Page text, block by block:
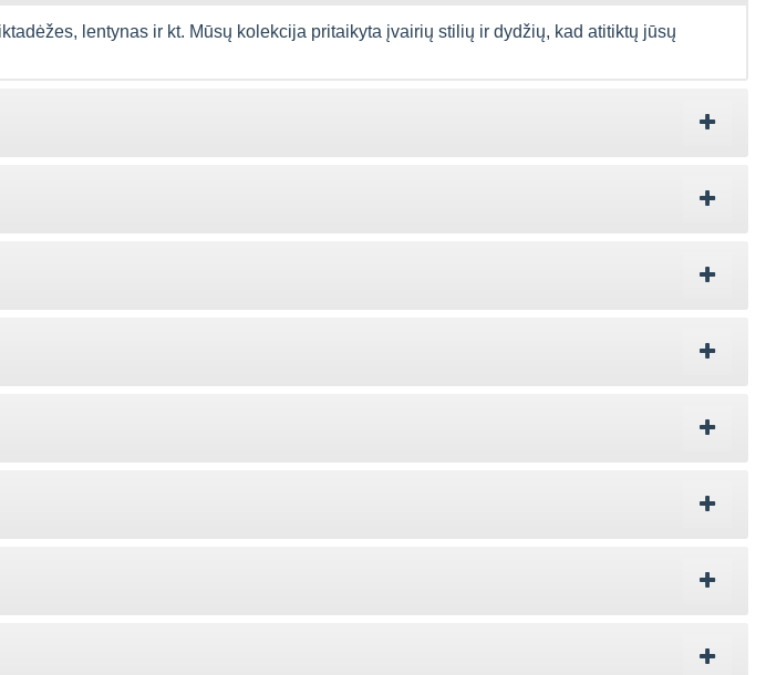
lentynas ir kt. Mūsų kolekcija pritaikyta įvairių stilių ir dydžių, kad atitiktų jūsų